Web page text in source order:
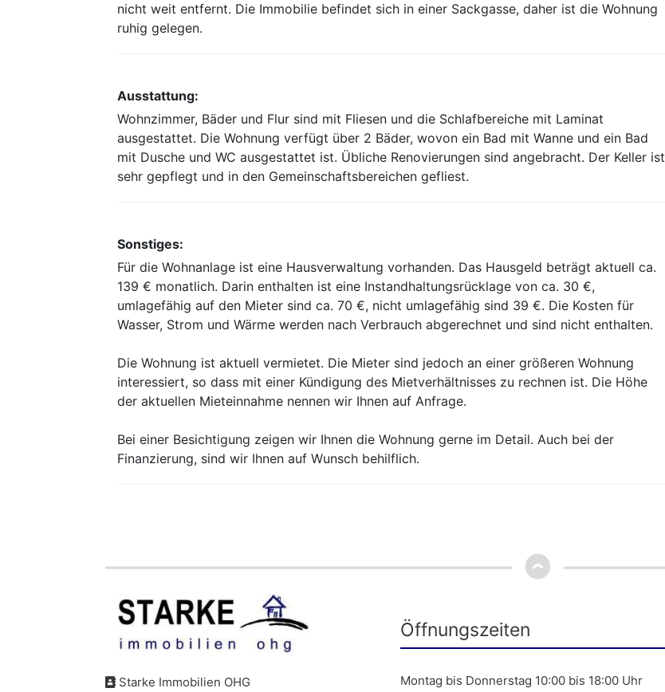
nicht weit entfernt. Die Immobilie befindet sich in einer Sackgasse, daher ist die Wohnung
ruhig gelegen.
Ausstattung:
Wohnzimmer, Bäder und Flur sind mit Fliesen und die Schlafbereiche mit Laminat
ausgestattet. Die Wohnung verfügt über 2 Bäder, wovon ein Bad mit Wanne und ein Bad
mit Dusche und WC ausgestattet ist. Übliche Renovierungen sind angebracht. Der Keller ist
sehr gepflegt und in den Gemeinschaftsbereichen gefliest.
Sonstiges:
Für die Wohnanlage ist eine Hausverwaltung vorhanden. Das Hausgeld beträgt aktuell ca.
139 € monatlich. Darin enthalten ist eine Instandhaltungsrücklage von ca. 30 €,
umlagefähig auf den Mieter sind ca. 70 €, nicht umlagefähig sind 39 €. Die Kosten für
Wasser, Strom und Wärme werden nach Verbrauch abgerechnet und sind nicht enthalten.
Die Wohnung ist aktuell vermietet. Die Mieter sind jedoch an einer größeren Wohnung
interessiert, so dass mit einer Kündigung des Mietverhältnisses zu rechnen ist. Die Höhe
der aktuellen Mieteinnahme nennen wir Ihnen auf Anfrage.
Bei einer Besichtigung zeigen wir Ihnen die Wohnung gerne im Detail. Auch bei der
Finanzierung, sind wir Ihnen auf Wunsch behilflich.
Starke Immobilien OHG
Öffnungszeiten
Montag bis Donnerstag 10:00 bis 18:00 Uhr